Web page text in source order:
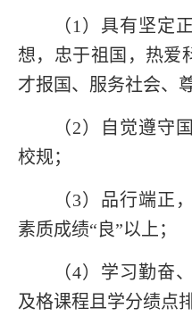
（1 ）具有坚定
想，忠于祖国，热爱
才报国、服务社会、
（2）自觉遵守
校规；
（3）品行端正
素质成绩“良”以上；
（4）学习勤奋
及格课程且学分绩点